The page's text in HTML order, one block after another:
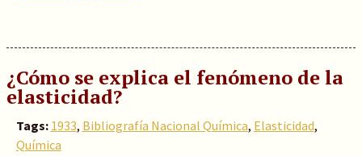
¿Cómo se explica el fenómeno de la
elasticidad?
Tags: 1933, Bibliografía Nacional Química, Elasticidad,
Química